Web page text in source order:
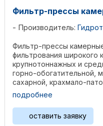
Фильтр-прессы
Производитель:
Фильтр-прессы
фильтрования широкого
крупнотоннажных и
горно-обогатительной,
сахарной, крахмало-
фармацевтической
подробнее
оставить заявку